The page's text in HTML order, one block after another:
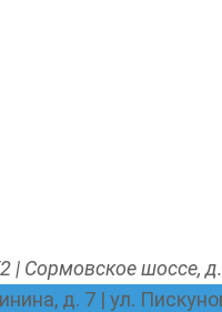
| Сормовское шоссе,
д. 7 | ул.